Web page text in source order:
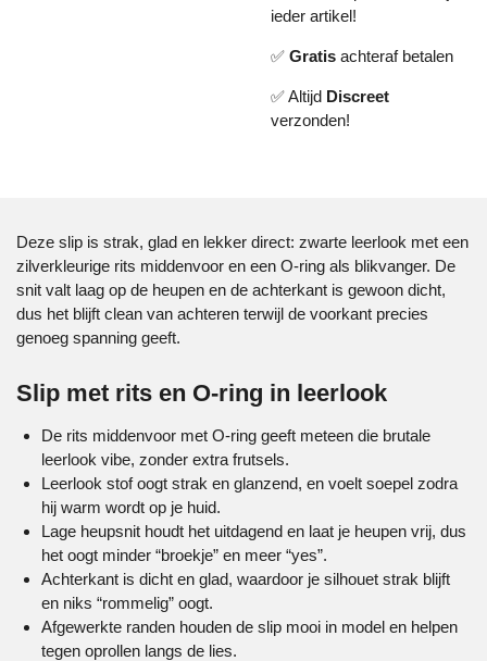
ieder artikel!
✅ Gratis achteraf betalen
✅ Altijd Discreet
verzonden!
Deze slip is strak, glad en lekker direct: zwarte leerlook met een
zilverkleurige rits middenvoor en een O-ring als blikvanger. De
snit valt laag op de heupen en de achterkant is gewoon dicht,
dus het blijft clean van achteren terwijl de voorkant precies
genoeg spanning geeft.
Slip met rits en O-ring in leerlook
De rits middenvoor met O-ring geeft meteen die brutale
leerlook vibe, zonder extra frutsels.
Leerlook stof oogt strak en glanzend, en voelt soepel zodra
hij warm wordt op je huid.
Lage heupsnit houdt het uitdagend en laat je heupen vrij, dus
het oogt minder “broekje” en meer “yes”.
Achterkant is dicht en glad, waardoor je silhouet strak blijft
en niks “rommelig” oogt.
Afgewerkte randen houden de slip mooi in model en helpen
tegen oprollen langs de lies.